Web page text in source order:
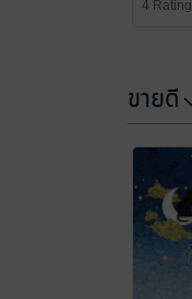
4 Rating
ขายดี